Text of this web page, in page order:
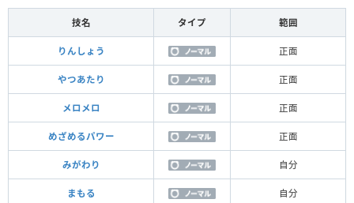
技名 タイプ 範囲
りんしょう 正面
やつあたり 正面
メロメロ 正面
めざめるパワー 正面
みがわり 自分
まもる 自分